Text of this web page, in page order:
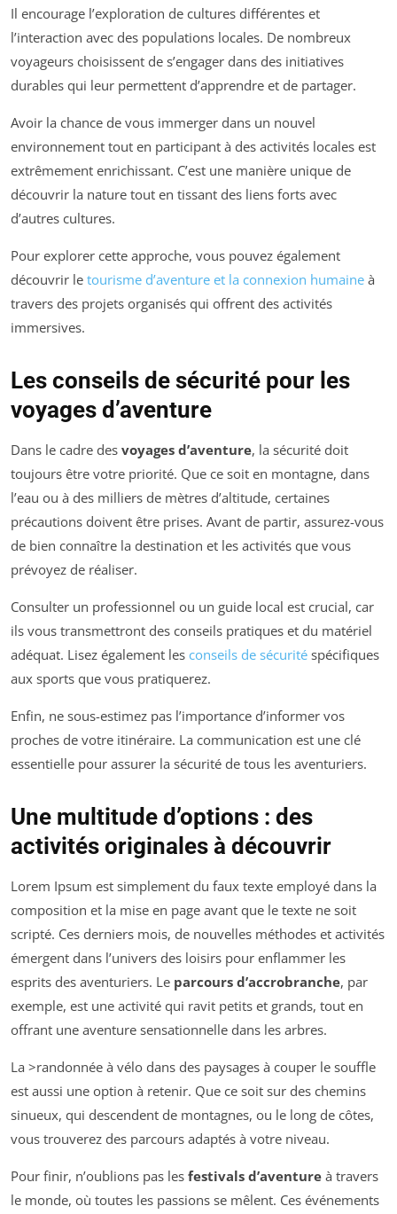
Il encourage l’exploration de cultures différentes et
l’interaction avec des populations locales. De nombreux
voyageurs choisissent de s’engager dans des initiatives
durables qui leur permettent d’apprendre et de partager.
Avoir la chance de vous immerger dans un nouvel
environnement tout en participant à des activités locales est
extrêmement enrichissant. C’est une manière unique de
découvrir la nature tout en tissant des liens forts avec
d’autres cultures.
Pour explorer cette approche, vous pouvez également
découvrir le tourisme d’aventure et la connexion humaine à
travers des projets organisés qui offrent des activités
immersives.
Les conseils de sécurité pour les
voyages d’aventure
Dans le cadre des voyages d’aventure, la sécurité doit
toujours être votre priorité. Que ce soit en montagne, dans
l’eau ou à des milliers de mètres d’altitude, certaines
précautions doivent être prises. Avant de partir, assurez-vous
de bien connaître la destination et les activités que vous
prévoyez de réaliser.
Consulter un professionnel ou un guide local est crucial, car
ils vous transmettront des conseils pratiques et du matériel
adéquat. Lisez également les conseils de sécurité spécifiques
aux sports que vous pratiquerez.
Enfin, ne sous-estimez pas l’importance d’informer vos
proches de votre itinéraire. La communication est une clé
essentielle pour assurer la sécurité de tous les aventuriers.
Une multitude d’options : des
activités originales à découvrir
Lorem Ipsum est simplement du faux texte employé dans la
composition et la mise en page avant que le texte ne soit
scripté. Ces derniers mois, de nouvelles méthodes et activités
émergent dans l’univers des loisirs pour enflammer les
esprits des aventuriers. Le parcours d’accrobranche, par
exemple, est une activité qui ravit petits et grands, tout en
offrant une aventure sensationnelle dans les arbres.
La >randonnée à vélo dans des paysages à couper le souffle
est aussi une option à retenir. Que ce soit sur des chemins
sinueux, qui descendent de montagnes, ou le long de côtes,
vous trouverez des parcours adaptés à votre niveau.
Pour finir, n’oublions pas les festivals d’aventure à travers
le monde, où toutes les passions se mêlent. Ces événements